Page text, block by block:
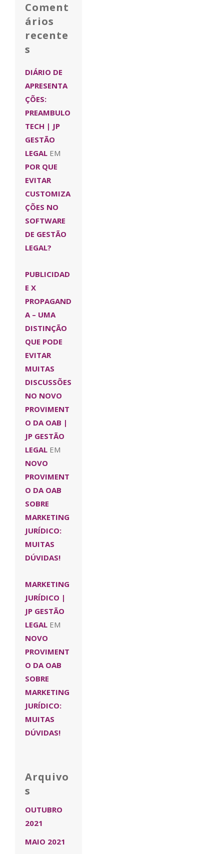
Coment
ários
recente
s
DIÁRIO DE
APRESENTA
ÇÕES:
PREAMBULO
TECH | JP
GESTÃO
LEGAL EM
POR QUE
EVITAR
CUSTOMIZA
ÇÕES NO
SOFTWARE
DE GESTÃO
LEGAL?
PUBLICIDAD
E X
PROPAGAND
A – UMA
DISTINÇÃO
QUE PODE
EVITAR
MUITAS
DISCUSSÕES
NO NOVO
PROVIMENT
O DA OAB |
JP GESTÃO
LEGAL EM
NOVO
PROVIMENT
O DA OAB
SOBRE
MARKETING
JURÍDICO:
MUITAS
DÚVIDAS!
MARKETING
JURÍDICO |
JP GESTÃO
LEGAL EM
NOVO
PROVIMENT
O DA OAB
SOBRE
MARKETING
JURÍDICO:
MUITAS
DÚVIDAS!
Arquivo
s
OUTUBRO
2021
MAIO 2021